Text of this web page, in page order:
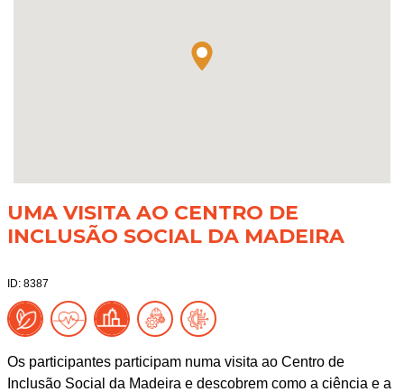
UMA VISITA AO CENTRO DE
INCLUSÃO SOCIAL DA MADEIRA
ID: 8387
Os participantes participam numa visita ao Centro de
Inclusão Social da Madeira e descobrem como a ciência e a